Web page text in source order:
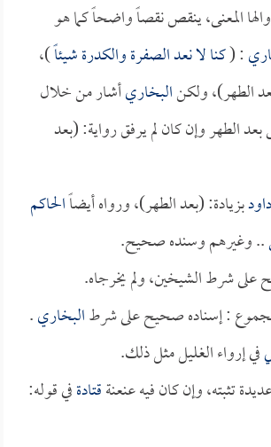
المعنى، ينقص نقصاً واضحاً كما هو
: (كنا لا نعد الصفرة والكدرة شيئاً)،
الطهر)، ولكنالبخاريأشار من خلال
بعد الطهر وإن كان لم يرفق رواية: (بعد
بزيادة: (بعد الطهر)، ورواه أيضاًالحاكم
.. وغيرهم وسنده صحيح.
شرط الشيخين، ولم يخرجاه.
: إسناده صحيح على شرطالبخاري.
في إرواء الغليل مثل ذلك.
تثبته، وإن كان فيه عنعنةقتادةفي قوله: